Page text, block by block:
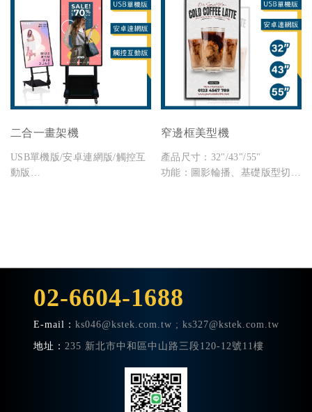
二合一畫架機
USB單機版/安卓連網版/觸控互
動版
窄邊框美型機
產品尺寸：32"/43"/55"
功能：圖影輪播、基礎版型切
02-6604-1688
E-mail： ks046@kstek.com.tw ; ks327@kstek.com.tw
地址： 235 新北市中和區中山路三段120-12號11樓